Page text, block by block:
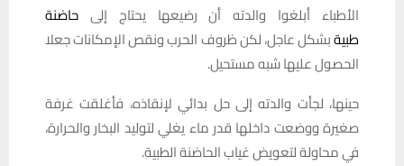
الأطباء أبلغوا والدته أن رضيعها يحتاج إلى حاضنة
طبيةبشكل عاجل، لكن ظروف الحرب ونقص الإمكانات جعلا
الحصول عليها شبه مستحيل.
حينها، لجأت والدته إلى حل بدائي لإنقاذه، فأغلقت غرفة
صغيرة ووضعت داخلها قدر ماء يغلي لتوليد البخار والحرارة،
في محاولة لتعويض غياب الحاضنة الطبية.